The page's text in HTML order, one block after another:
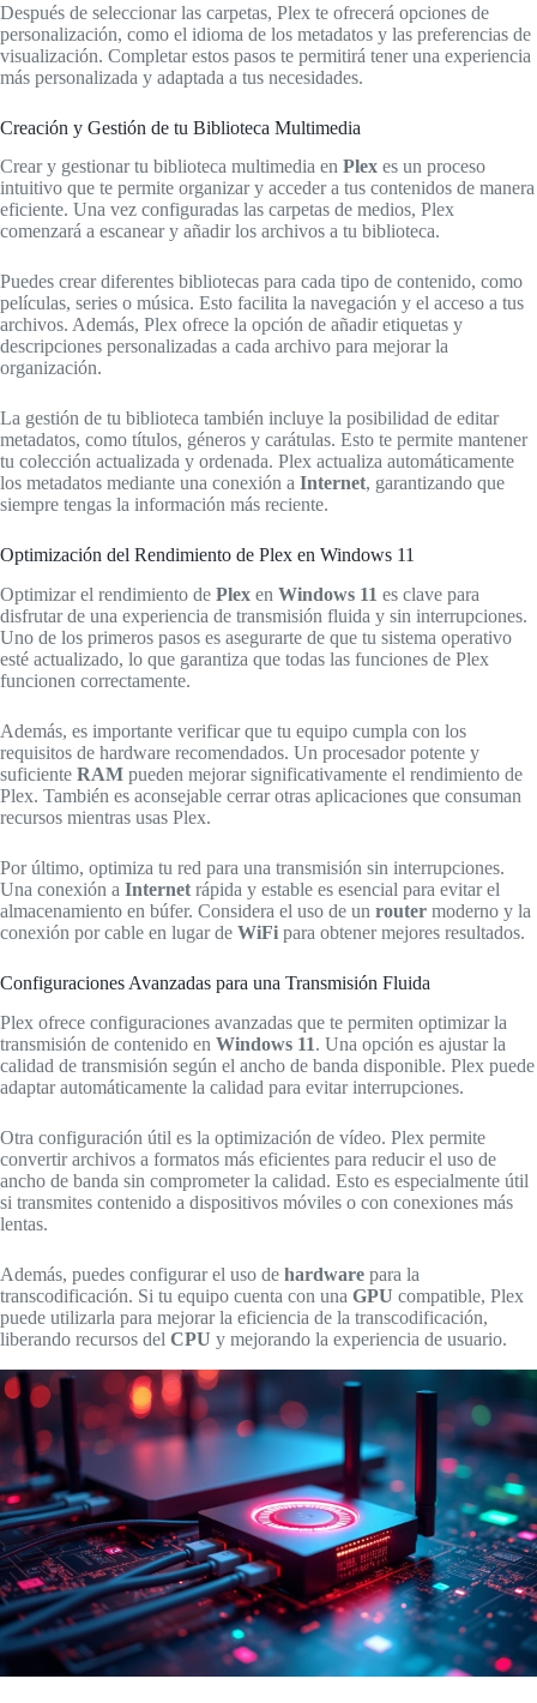
Después de seleccionar las carpetas, Plex te ofrecerá opciones de
personalización, como el idioma de los metadatos y las preferencias de
visualización. Completar estos pasos te permitirá tener una experiencia
más personalizada y adaptada a tus necesidades.
Creación y Gestión de tu Biblioteca Multimedia
Crear y gestionar tu biblioteca multimedia en Plex es un proceso
intuitivo que te permite organizar y acceder a tus contenidos de manera
eficiente. Una vez configuradas las carpetas de medios, Plex
comenzará a escanear y añadir los archivos a tu biblioteca.
Puedes crear diferentes bibliotecas para cada tipo de contenido, como
películas, series o música. Esto facilita la navegación y el acceso a tus
archivos. Además, Plex ofrece la opción de añadir etiquetas y
descripciones personalizadas a cada archivo para mejorar la
organización.
La gestión de tu biblioteca también incluye la posibilidad de editar
metadatos, como títulos, géneros y carátulas. Esto te permite mantener
tu colección actualizada y ordenada. Plex actualiza automáticamente
los metadatos mediante una conexión a Internet, garantizando que
siempre tengas la información más reciente.
Optimización del Rendimiento de Plex en Windows 11
Optimizar el rendimiento de Plex en Windows 11 es clave para
disfrutar de una experiencia de transmisión fluida y sin interrupciones.
Uno de los primeros pasos es asegurarte de que tu sistema operativo
esté actualizado, lo que garantiza que todas las funciones de Plex
funcionen correctamente.
Además, es importante verificar que tu equipo cumpla con los
requisitos de hardware recomendados. Un procesador potente y
suficiente RAM pueden mejorar significativamente el rendimiento de
Plex. También es aconsejable cerrar otras aplicaciones que consuman
recursos mientras usas Plex.
Por último, optimiza tu red para una transmisión sin interrupciones.
Una conexión a Internet rápida y estable es esencial para evitar el
almacenamiento en búfer. Considera el uso de un router moderno y la
conexión por cable en lugar de WiFi para obtener mejores resultados.
Configuraciones Avanzadas para una Transmisión Fluida
Plex ofrece configuraciones avanzadas que te permiten optimizar la
transmisión de contenido en Windows 11. Una opción es ajustar la
calidad de transmisión según el ancho de banda disponible. Plex puede
adaptar automáticamente la calidad para evitar interrupciones.
Otra configuración útil es la optimización de vídeo. Plex permite
convertir archivos a formatos más eficientes para reducir el uso de
ancho de banda sin comprometer la calidad. Esto es especialmente útil
si transmites contenido a dispositivos móviles o con conexiones más
lentas.
Además, puedes configurar el uso de hardware para la
transcodificación. Si tu equipo cuenta con una GPU compatible, Plex
puede utilizarla para mejorar la eficiencia de la transcodificación,
liberando recursos del CPU y mejorando la experiencia de usuario.